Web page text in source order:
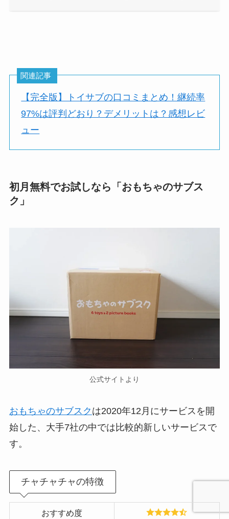
関連記事
【完全版】トイサブの口コミまとめ！継続率
97%は評判どおり？デメリットは？感想レビ
ュー
初月無料でお試しなら「おもちゃのサブス
ク」
公式サイトより
おもちゃのサブスク は2020年12月にサービスを開
始した、大手7社の中では比較的新しいサービスで
す。
チャチャチャの特徴
おすすめ度